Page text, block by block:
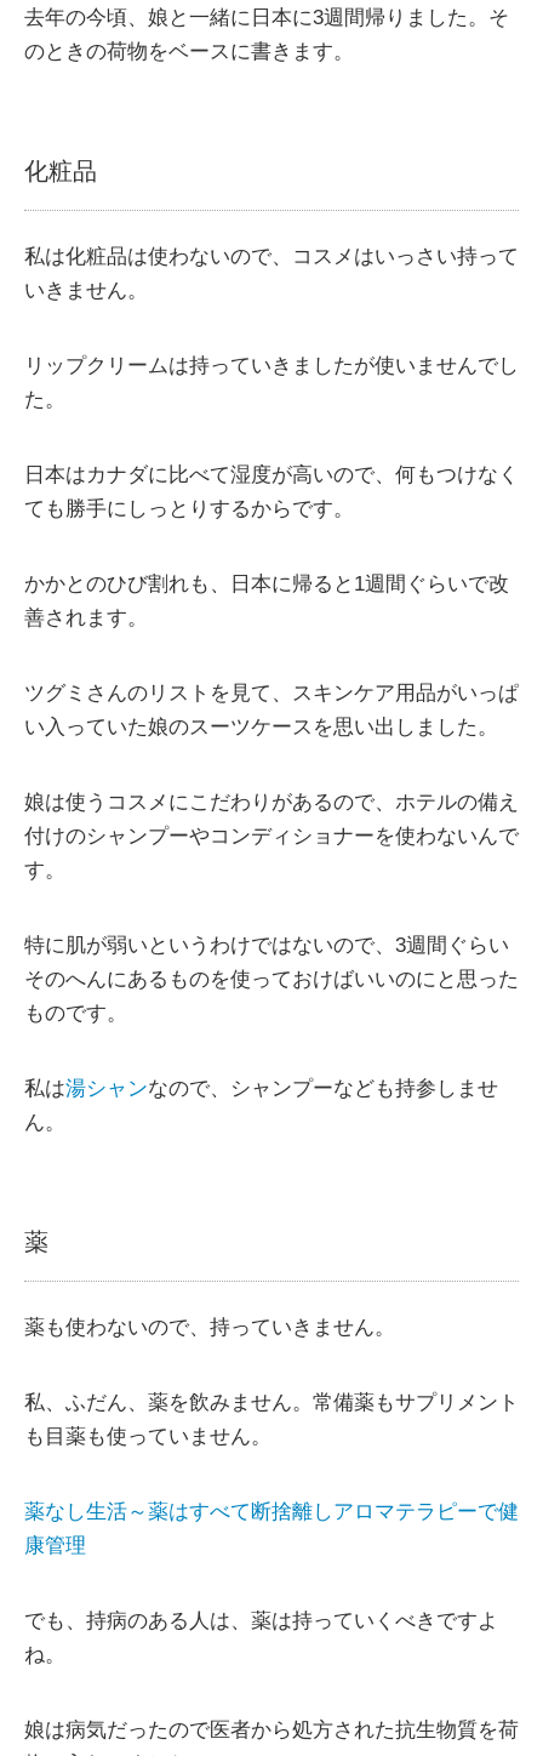
去年の今頃、娘と一緒に日本に3週間帰りました。そ
のときの荷物をベースに書きます。
化粧品
私は化粧品は使わないので、コスメはいっさい持って
いきません。
リップクリームは持っていきましたが使いませんでし
た。
日本はカナダに比べて湿度が高いので、何もつけなく
ても勝手にしっとりするからです。
かかとのひび割れも、日本に帰ると1週間ぐらいで改
善されます。
ツグミさんのリストを見て、スキンケア用品がいっぱ
い入っていた娘のスーツケースを思い出しました。
娘は使うコスメにこだわりがあるので、ホテルの備え
付けのシャンプーやコンディショナーを使わないんで
す。
特に肌が弱いというわけではないので、3週間ぐらい
そのへんにあるものを使っておけばいいのにと思った
ものです。
私は湯シャンなので、シャンプーなども持参しませ
ん。
薬
薬も使わないので、持っていきません。
私、ふだん、薬を飲みません。常備薬もサプリメント
も目薬も使っていません。
薬なし生活～薬はすべて断捨離しアロマテラピーで健
康管理
でも、持病のある人は、薬は持っていくべきですよ
ね。
娘は病気だったので医者から処方された抗生物質を荷